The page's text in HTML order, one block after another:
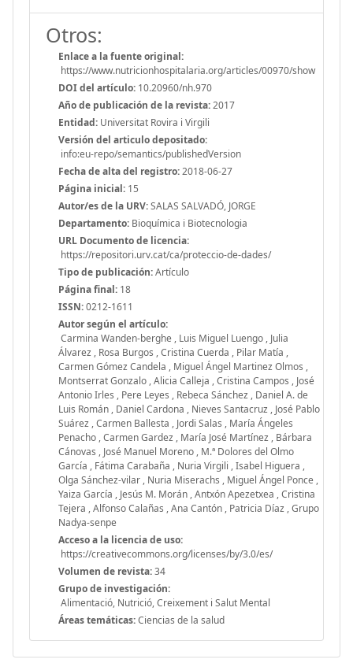
Otros:
Enlace a la fuente original:
https://www.nutricionhospitalaria.org/articles/00970/show
DOI del artículo: 10.20960/nh.970
Año de publicación de la revista:2017
Entidad: Universitat Rovira i Virgili
Versión del articulo depositado:
info:eu-repo/semantics/publishedVersion
Fecha de alta del registro:2018-06-27
Página inicial: 15
Autor/es de la URV:SALAS SALVADÓ, JORGE
Departamento: Bioquímica i Biotecnologia
URL Documento de licencia:
https://repositori.urv.cat/ca/proteccio-de-dades/
Tipo de publicación:Artículo
Página final: 18
ISSN:0212-1611
Autor según el artículo:
Carmina Wanden-berghe , Luis Miguel Luengo , Julia
Álvarez , Rosa Burgos , Cristina Cuerda , Pilar Matía ,
Carmen Gómez Candela , Miguel Ángel Martinez Olmos ,
Montserrat Gonzalo , Alicia Calleja , Cristina Campos , José
Antonio Irles , Pere Leyes , Rebeca Sánchez , Daniel A. de
Luis Román , Daniel Cardona , Nieves Santacruz , José Pablo
Suárez , Carmen Ballesta , Jordi Salas , María Ángeles
Penacho , Carmen Gardez , María José Martínez , Bárbara
Cánovas , José Manuel Moreno , M.ª Dolores del Olmo
García , Fátima Carabaña , Nuria Virgili , Isabel Higuera ,
Olga Sánchez-vilar , Nuria Miserachs , Miguel Ángel Ponce ,
Yaiza García , Jesús M. Morán , Antxón Apezetxea , Cristina
Tejera , Alfonso Calañas , Ana Cantón , Patricia Díaz , Grupo
Nadya-senpe
Acceso a la licencia de uso:
https://creativecommons.org/licenses/by/3.0/es/
Volumen de revista:34
Grupo de investigación:
Alimentació, Nutrició, Creixement i Salut Mental
Áreas temáticas:Ciencias de la salud